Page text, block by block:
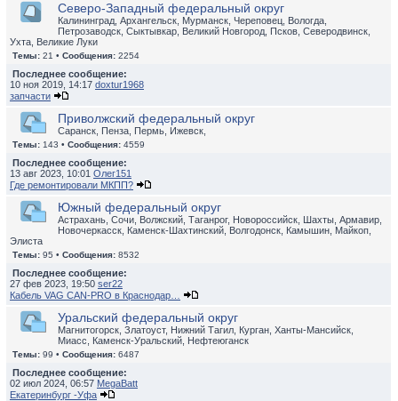
Северо-Западный федеральный округ
Калининград, Архангельск, Мурманск, Череповец, Вологда,
Петрозаводск, Сыктывкар, Великий Новгород, Псков, Северодвинск,
Ухта, Великие Луки
Темы: 21 • Сообщения: 2254
Последнее сообщение:
10 ноя 2019, 14:17 doxtur1968
запчасти
Приволжский федеральный округ
Саранск, Пенза, Пермь, Ижевск,
Темы: 143 • Сообщения: 4559
Последнее сообщение:
13 авг 2023, 10:01 Олег151
Где ремонтировали МКПП?
Южный федеральный округ
Астрахань, Сочи, Волжский, Таганрог, Новороссийск, Шахты, Армавир,
Новочеркасск, Каменск-Шахтинский, Волгодонск, Камышин, Майкоп,
Элиста
Темы: 95 • Сообщения: 8532
Последнее сообщение:
27 фев 2023, 19:50 ser22
Кабель VAG CAN-PRO в Краснодар…
Уральский федеральный округ
Магнитогорск, Златоуст, Нижний Тагил, Курган, Ханты-Мансийск,
Миасс, Каменск-Уральский, Нефтеюганск
Темы: 99 • Сообщения: 6487
Последнее сообщение:
02 июл 2024, 06:57 MegaBatt
Екатеринбург -Уфа